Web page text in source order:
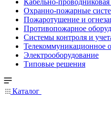
Кабельно-
Охранно-пожарные
Пожаротушение и
Противопожарное
Системы контроля и
Телекоммуникационное
Электрооборудование
Типовые решения
Каталог